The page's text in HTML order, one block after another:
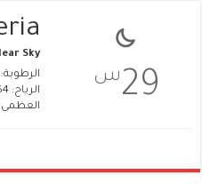
29س
Sky
الرطوبة: 23%
الرياح: 4كيلومتر/ساعة ق.ش.ق‎
العظمى 29 • الصغرى 29